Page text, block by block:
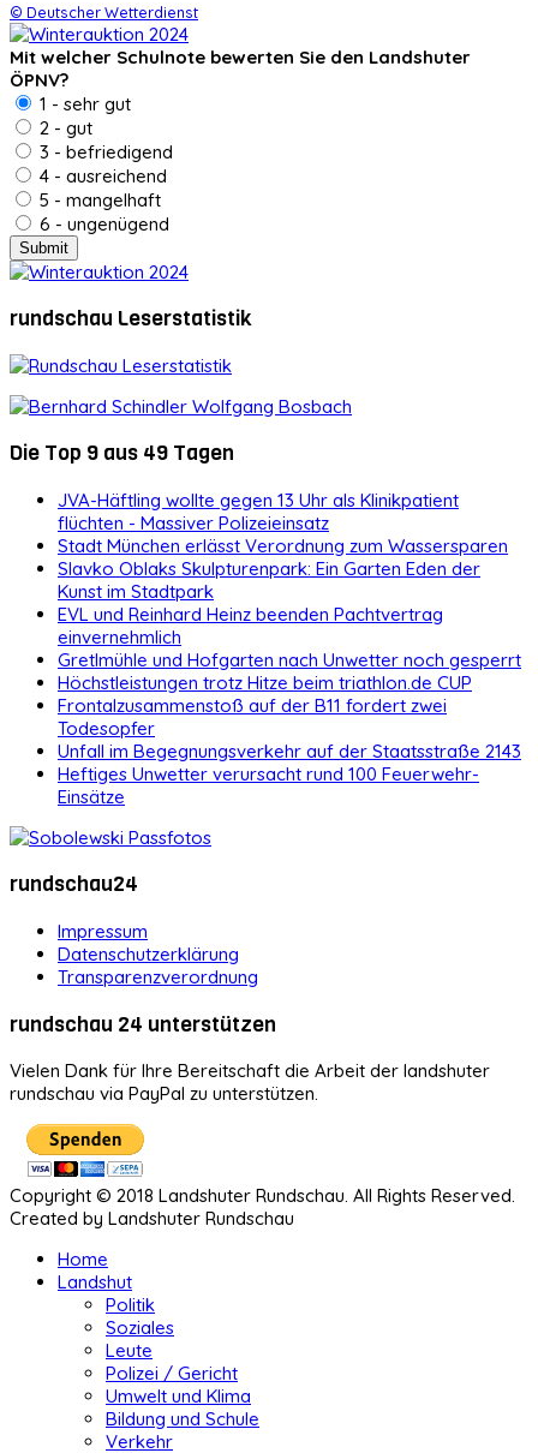
© Deutscher Wetterdienst
Mit welcher Schulnote bewerten Sie den Landshuter
ÖPNV?
1 - sehr gut
2 - gut
3 - befriedigend
4 - ausreichend
5 - mangelhaft
6 - ungenügend
rundschau Leserstatistik
Die Top 9 aus 49 Tagen
JVA-Häftling wollte gegen 13 Uhr als Klinikpatient
flüchten - Massiver Polizeieinsatz
Stadt München erlässt Verordnung zum Wassersparen
Slavko Oblaks Skulpturenpark: Ein Garten Eden der
Kunst im Stadtpark
EVL und Reinhard Heinz beenden Pachtvertrag
einvernehmlich
Gretlmühle und Hofgarten nach Unwetter noch gesperrt
Höchstleistungen trotz Hitze beim triathlon.de CUP
Frontalzusammenstoß auf der B11 fordert zwei
Todesopfer
Unfall im Begegnungsverkehr auf der Staatsstraße 2143
Heftiges Unwetter verursacht rund 100 Feuerwehr-
Einsätze
rundschau24
Impressum
Datenschutzerklärung
Transparenzverordnung
rundschau 24 unterstützen
Vielen Dank für Ihre Bereitschaft die Arbeit der landshuter
rundschau via PayPal zu unterstützen.
Copyright © 2018 Landshuter Rundschau. All Rights Reserved.
Created by Landshuter Rundschau
Home
Landshut
Politik
Soziales
Leute
Polizei / Gericht
Umwelt und Klima
Bildung und Schule
Verkehr